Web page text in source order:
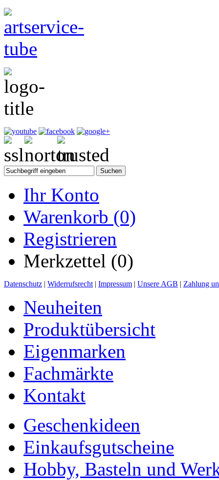
Ihr Konto
Warenkorb (0)
Registrieren
Merkzettel (0)
Datenschutz | Widerrufsrecht | Impressum | Unsere AGB | Zahlung
Neuheiten
Produktübersicht
Eigenmarken
Fachmärkte
Kontakt
Geschenkideen
Einkaufsgutscheine
Hobby, Basteln und